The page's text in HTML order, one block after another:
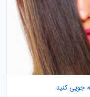
جویی کنید